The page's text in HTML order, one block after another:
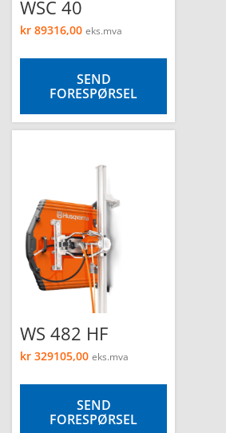
WSC 40
kr 89316,00 eks.mva
SEND
FORESPØRSEL
WS 482 HF
kr 329105,00 eks.mva
SEND
FORESPØRSEL